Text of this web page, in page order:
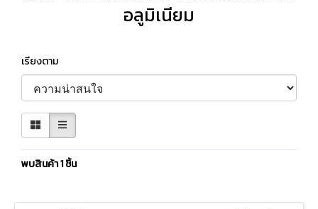
อลูมิเนียม
เรียงตาม
พบสินค้า 1 ชิ้น